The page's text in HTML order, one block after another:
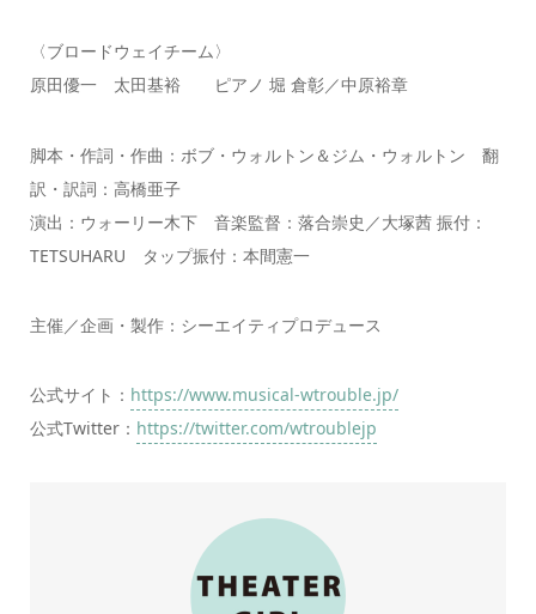
〈ブロードウェイチーム〉
原田優一 太田基裕 ピアノ 堀 倉彰／中原裕章
脚本・作詞・作曲：ボブ・ウォルトン＆ジム・ウォルトン 翻
訳・訳詞：高橋亜子
演出：ウォーリー木下 音楽監督：落合崇史／大塚茜 振付：
TETSUHARU タップ振付：本間憲一
主催／企画・製作：シーエイティプロデュース
公式サイト： https://www.musical-wtrouble.jp/
公式Twitter： https://twitter.com/wtroublejp